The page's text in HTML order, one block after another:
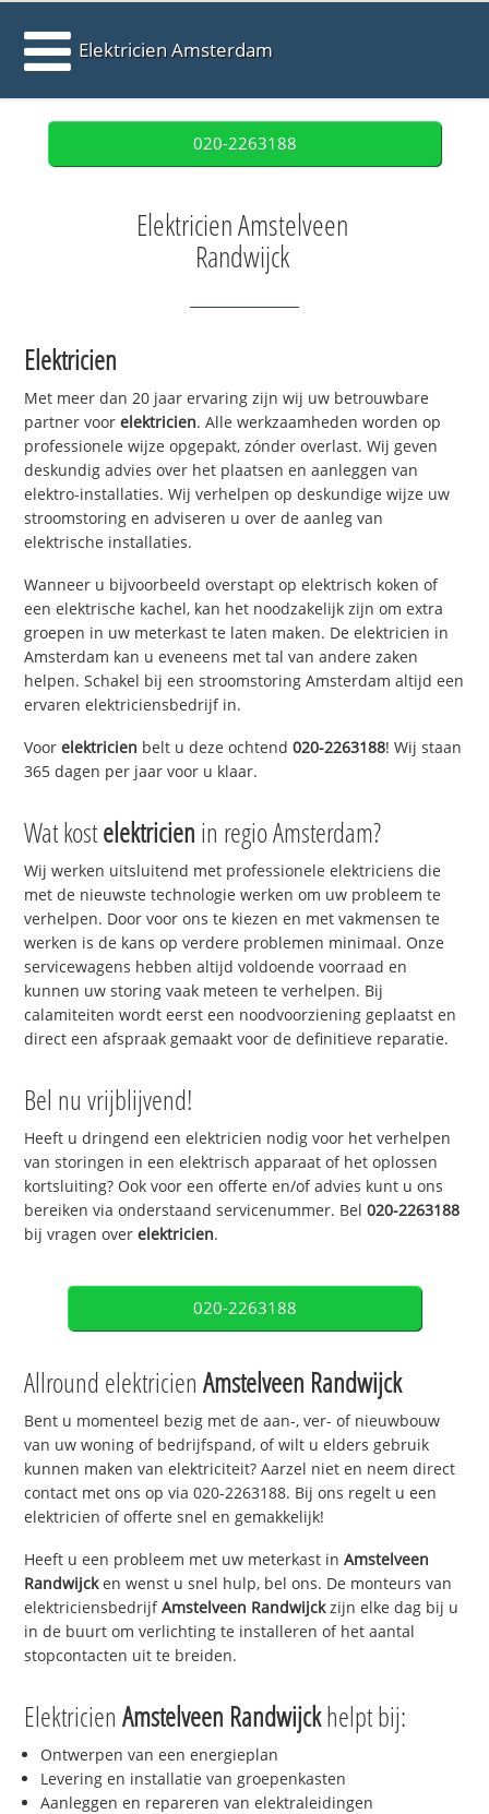
Elektricien Amsterdam
020-2263188
Elektricien Amstelveen
Randwijck
Elektricien
Met meer dan 20 jaar ervaring zijn wij uw betrouwbare
partner voorelektricien. Alle werkzaamheden worden op
professionele wijze opgepakt, zónder overlast. Wij geven
deskundig advies over het plaatsen en aanleggen van
elektro-installaties. Wij verhelpen op deskundige wijze uw
stroomstoring en adviseren u over de aanleg van
elektrische installaties.
Wanneer u bijvoorbeeld overstapt op elektrisch koken of
een elektrische kachel, kan het noodzakelijk zijn om extra
groepen in uw meterkast te laten maken. De elektricien in
Amsterdam kan u eveneens met tal van andere zaken
helpen. Schakel bij een stroomstoring Amsterdam altijd een
ervaren elektriciensbedrijf in.
Voorelektricien belt u deze ochtend020-2263188! Wij staan
365 dagen per jaar voor u klaar.
Wat kostelektricien in regio Amsterdam?
Wij werken uitsluitend met professionele elektriciens die
met de nieuwste technologie werken om uw probleem te
verhelpen. Door voor ons te kiezen en met vakmensen te
werken is de kans op verdere problemen minimaal. Onze
servicewagens hebben altijd voldoende voorraad en
kunnen uw storing vaak meteen te verhelpen. Bij
calamiteiten wordt eerst een noodvoorziening geplaatst en
direct een afspraak gemaakt voor de definitieve reparatie.
Bel nu vrijblijvend!
Heeft u dringend een elektricien nodig voor het verhelpen
van storingen in een elektrisch apparaat of het oplossen
kortsluiting? Ook voor een offerte en/of advies kunt u ons
bereiken via onderstaand servicenummer. Bel020-2263188
bij vragen overelektricien.
020-2263188
Allround elektricienAmstelveen Randwijck
Bent u momenteel bezig met de aan-, ver- of nieuwbouw
van uw woning of bedrijfspand, of wilt u elders gebruik
kunnen maken van elektriciteit? Aarzel niet en neem direct
contact met ons op via 020-2263188. Bij ons regelt u een
elektricien of offerte snel en gemakkelijk!
Heeft u een probleem met uw meterkast inAmstelveen
Randwijcken wenst u snel hulp, bel ons. De monteurs van
elektriciensbedrijfAmstelveen Randwijckzijn elke dag bij u
in de buurt om verlichting te installeren of het aantal
stopcontacten uit te breiden.
ElektricienAmstelveen Randwijckhelpt bij:
Ontwerpen van een energieplan
Levering en installatie van groepenkasten
Aanleggen en repareren van elektraleidingen